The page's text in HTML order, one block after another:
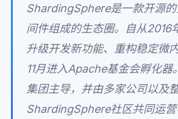
ShardingSphere是一款开源
间件组成的生态圈。自从2016
升级开发新功能、重构稳定微
11月进入Apache基金会孵
集团主导，并由多家公司以及
ShardingSphere社区共同运